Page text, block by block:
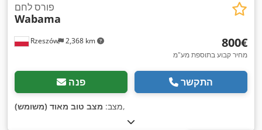
Rzeszów 2,368 km
פורס לחם
Wabama
‏800 ‏€
מחיר קבוע בתוספת מע"מ
פנה התקשר
מצב: מצב טוב מאוד (משומש) ,